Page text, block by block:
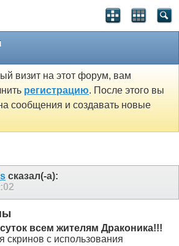
визит на этот форум, вам
регистрацию. После этого вы
сообщения и создавать новые
сказал(-а):
всем жителям Драконика!!!
скринов с использования